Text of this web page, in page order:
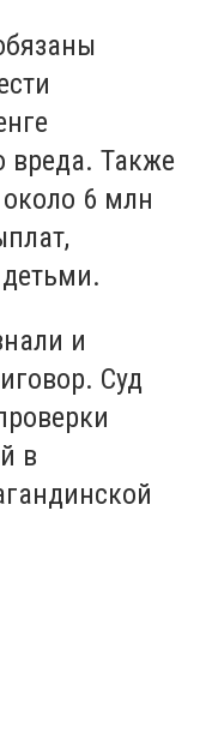
вреда. Также
6 млн
и
Суд
в